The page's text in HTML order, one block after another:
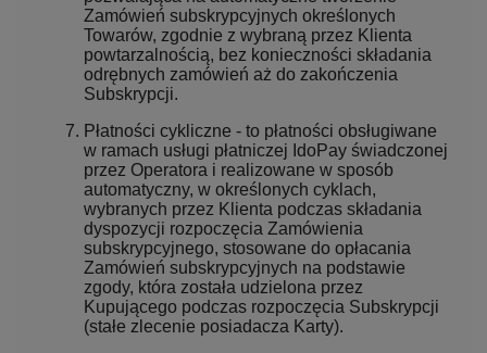
Zamówień subskrypcyjnych określonych
Towarów, zgodnie z wybraną przez Klienta
powtarzalnością, bez konieczności składania
odrębnych zamówień aż do zakończenia
Subskrypcji.
Płatności cykliczne - to płatności obsługiwane
w ramach usługi płatniczej IdoPay świadczonej
przez Operatora i realizowane w sposób
automatyczny, w określonych cyklach,
wybranych przez Klienta podczas składania
dyspozycji rozpoczęcia Zamówienia
subskrypcyjnego, stosowane do opłacania
Zamówień subskrypcyjnych na podstawie
zgody, która została udzielona przez
Kupującego podczas rozpoczęcia Subskrypcji
(stałe zlecenie posiadacza Karty).